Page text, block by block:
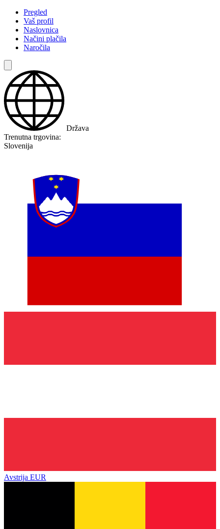
Pregled
Vaš profil
Naslovnica
Načini plačila
Naročila
Država
Trenutna trgovina:
Slovenija
Avstrija EUR